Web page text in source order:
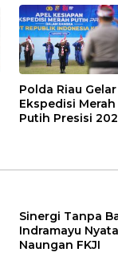
Kacir Dites
Polda Riau Gelar
Ekspedisi Merah
Putih Presisi
Sinergi Tanpa
Indramayu
Naungan FKJI